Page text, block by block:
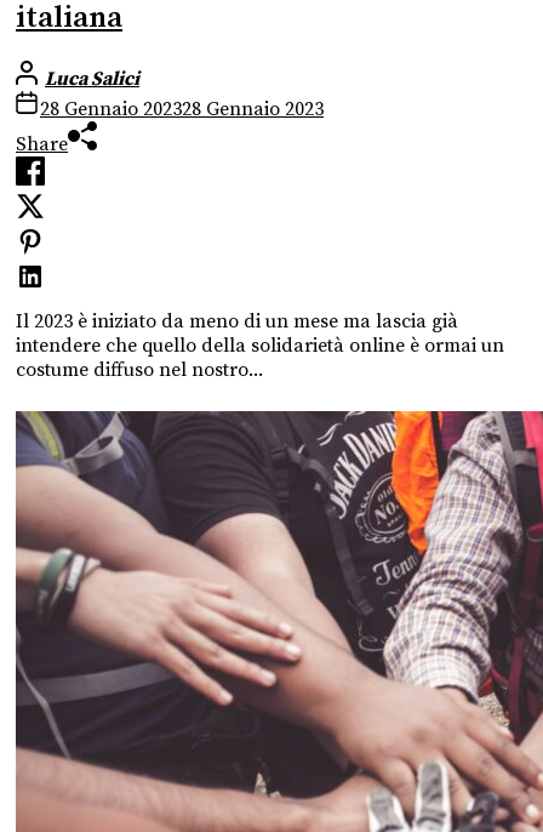
italiana
Luca Salici
28 Gennaio 202328 Gennaio 2023
Share
Il 2023 è iniziato da meno di un mese ma lascia già
intendere che quello della solidarietà online è ormai un
costume diffuso nel nostro...